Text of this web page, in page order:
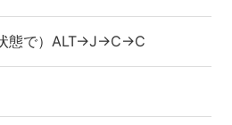
状態で）ALT→J→C→C